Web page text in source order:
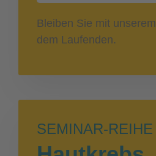
Bleiben Sie mit unserem
dem Laufenden.
SEMINAR-REIHE